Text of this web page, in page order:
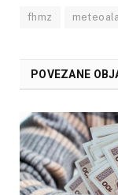
fhmz
POVEZANE